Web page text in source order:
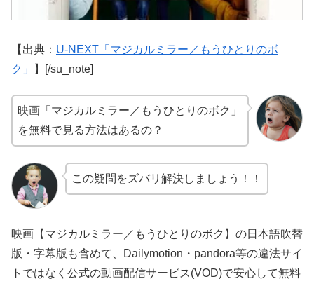
【出典： U-NEXT「マジカルミラー／もうひとりのボ
ク」
】[/su_note]
映画「マジカルミラー／もうひとりのボク」
を無料で見る方法はあるの？
この疑問をズバリ解決しましょう！！
映画【マジカルミラー／もうひとりのボク】の日本語吹替
版・字幕版も含めて、Dailymotion・pandora等の違法サイ
トではなく公式の動画配信サービス(VOD)で安心して無料